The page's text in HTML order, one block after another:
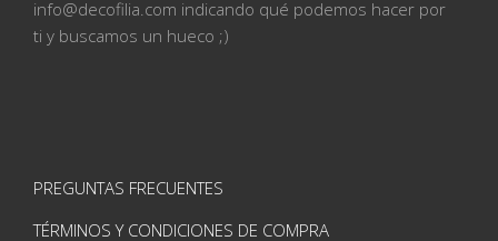
info@decofilia.com indicando qué podemos hacer por
ti y buscamos un hueco ;)
PREGUNTAS FRECUENTES
TÉRMINOS Y CONDICIONES DE COMPRA